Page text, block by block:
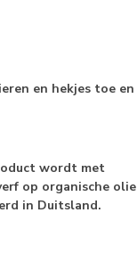
en hekjes toe en
wordt met
op organische olie
in Duitsland.